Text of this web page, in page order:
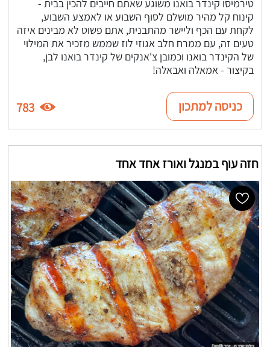
טירמיסו קינדר בואנו משוגע שאתם חייבים להכין בבית -
קינוח קל מהיר מושלם לסוף השבוע או לאמצע השבוע,
לקחת עם הכף וליישר מהתבנית, אתם פשוט לא מבינים איזה
טעים זה, עם ממרח חלב אגוזי לוז שממש מזכיר את המילוי
של הקינדר בואנו וכמובן צ'אנקים של קינדר בואנו לבן,
בקיצור - אמאלה ואבאלה!
כניסה למתכון 783
חזה עוף במנגל ואורז אחד אחד